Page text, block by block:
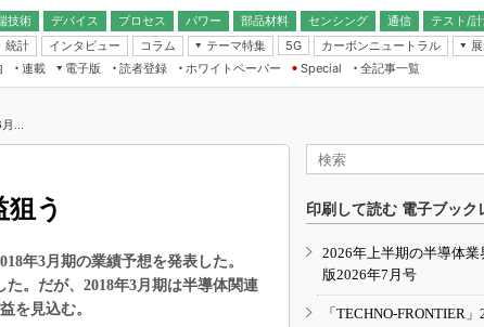
技術
デバイス
プロセス パワー 部品材料 センシング
通信
無線
テスト/
統計 インタビュー コラム
テーマ特集
カルAI
調査（EE Times Research）
設計（EDN Japan）
5G カーボンニュートラル
IoT・エッジコンピューティング
EXPO
TECHNO-FRONTIER
人とくるま展
連載
電子版
読者登録 ホワイトペーパー
Special
全記事一覧
...
う
年3月期の業績予想を発表した。
。だが、2018年3月期は半導体関連
を見込む。
印刷して読む 電子ブック
2026年上半期の半導体
版2026年7月号
「TECHNO-FRONTIER